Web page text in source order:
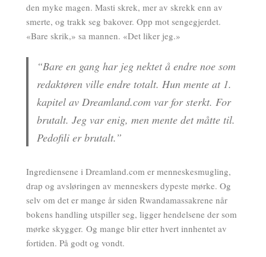
den myke magen. Masti skrek, mer av skrekk enn av
smerte, og trakk seg bakover. Opp mot sengegjerdet.
«Bare skrik,» sa mannen. «Det liker jeg.»
“Bare en gang har jeg nektet å endre noe som
redaktøren ville endre totalt. Hun mente at 1.
kapitel av Dreamland.com var for sterkt. For
brutalt. Jeg var enig, men mente det måtte til.
Pedofili er brutalt.”
Ingrediensene i Dreamland.com er menneskesmugling,
drap og avsløringen av menneskers dypeste mørke. Og
selv om det er mange år siden Rwandamassakrene når
bokens handling utspiller seg, ligger hendelsene der som
mørke skygger. Og mange blir etter hvert innhentet av
fortiden. På godt og vondt.